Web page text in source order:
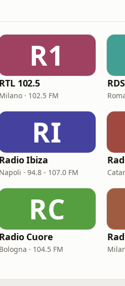
R1
RTL 102.5
Milano · 102.5 FM
RI
Radio Ibiza
Napoli · 94.8 - 107.0 FM
RC
Radio Cuore
Bologna · 104.5 FM